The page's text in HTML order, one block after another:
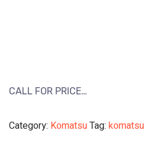
CALL FOR PRICE…
Category: KomatsuTag: komatsu